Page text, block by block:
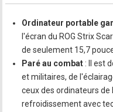
Ordinateur portable
l'écran du ROG Strix
de seulement 15,7
Paré au combat : Il est
et militaires, de
ceux des ordinateurs
refroidissement avec